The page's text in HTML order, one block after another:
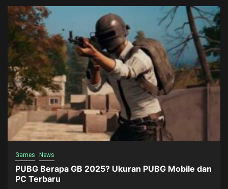
Games News
PUBG Berapa GB 2025? Ukuran PUBG Mobile dan
PC Terbaru